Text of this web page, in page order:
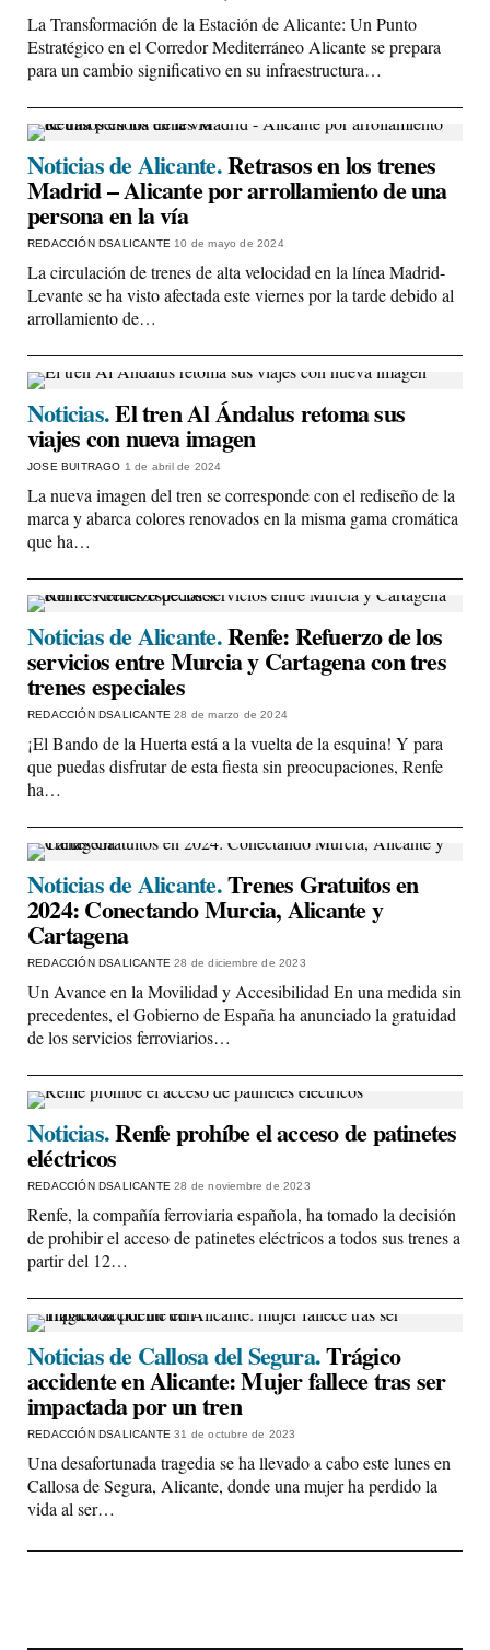
La Transformación de la Estación de Alicante: Un Punto
Estratégico en el Corredor Mediterráneo Alicante se prepara
para un cambio significativo en su infraestructura…
Noticias de Alicante.Retrasos en los trenes
Madrid – Alicante por arrollamiento de una
persona en la vía
REDACCIÓN DSALICANTE10 de mayo de 2024
La circulación de trenes de alta velocidad en la línea Madrid-
Levante se ha visto afectada este viernes por la tarde debido al
arrollamiento de…
Noticias.El tren Al Ándalus retoma sus
viajes con nueva imagen
JOSE BUITRAGO 1 de abril de 2024
La nueva imagen del tren se corresponde con el rediseño de la
marca y abarca colores renovados en la misma gama cromática
que ha…
Noticias de Alicante.Renfe: Refuerzo de los
servicios entre Murcia y Cartagena con tres
trenes especiales
REDACCIÓN DSALICANTE28 de marzo de 2024
¡El Bando de la Huerta está a la vuelta de la esquina! Y para
que puedas disfrutar de esta fiesta sin preocupaciones, Renfe
ha…
Noticias de Alicante.Trenes Gratuitos en
2024: Conectando Murcia, Alicante y
Cartagena
REDACCIÓN DSALICANTE28 de diciembre de 2023
Un Avance en la Movilidad y Accesibilidad En una medida sin
precedentes, el Gobierno de España ha anunciado la gratuidad
de los servicios ferroviarios…
Noticias.Renfe prohíbe el acceso de patinetes
eléctricos
REDACCIÓN DSALICANTE28 de noviembre de 2023
Renfe, la compañía ferroviaria española, ha tomado la decisión
de prohibir el acceso de patinetes eléctricos a todos sus trenes a
partir del 12…
Noticias de Callosa del Segura.Trágico
accidente en Alicante: Mujer fallece tras ser
impactada por un tren
REDACCIÓN DSALICANTE31 de octubre de 2023
Una desafortunada tragedia se ha llevado a cabo este lunes en
Callosa de Segura, Alicante, donde una mujer ha perdido la
vida al ser…